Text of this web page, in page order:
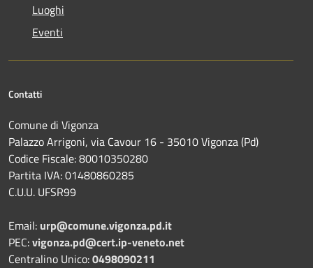
Luoghi
Eventi
Contatti
Comune di Vigonza
Palazzo Arrigoni, via Cavour 16 - 35010 Vigonza (Pd)
Codice Fiscale: 80010350280
Partita IVA: 01480860285
C.U.U. UFSR99
Email: urp@comune.vigonza.pd.it
PEC:vigonza.pd@cert.ip-veneto.net
Centralino Unico:0498090211